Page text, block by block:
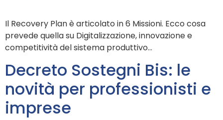
Il Recovery Plan è articolato in 6 Missioni. Ecco cosa
prevede quella su Digitalizzazione, innovazione e
competitività del sistema produttivo…
Decreto Sostegni Bis: le
novità per professionisti e
imprese